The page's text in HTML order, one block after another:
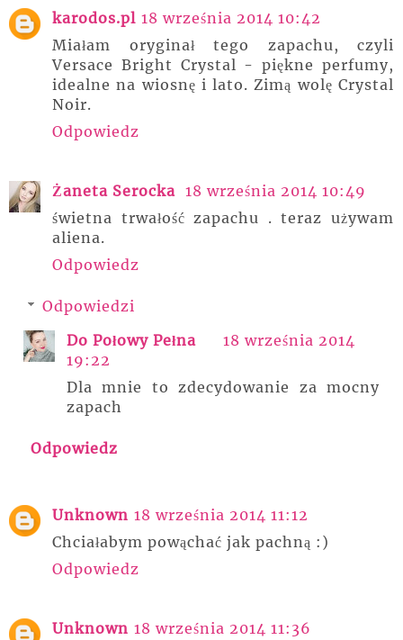
karodos.pl 18 września 2014 10:42
Miałam oryginał tego zapachu, czyli
Versace Bright Crystal - piękne perfumy,
idealne na wiosnę i lato. Zimą wolę Crystal
Noir.
Odpowiedz
Żaneta Serocka 18 września 2014 10:49
świetna trwałość zapachu . teraz używam
aliena.
Odpowiedz
Odpowiedzi
Do Połowy Pełna
18 września 2014
19:22
Dla mnie to zdecydowanie za mocny
zapach
Odpowiedz
Unknown 18 września 2014 11:12
Chciałabym powąchać jak pachną :)
Odpowiedz
Unknown 18 września 2014 11:36